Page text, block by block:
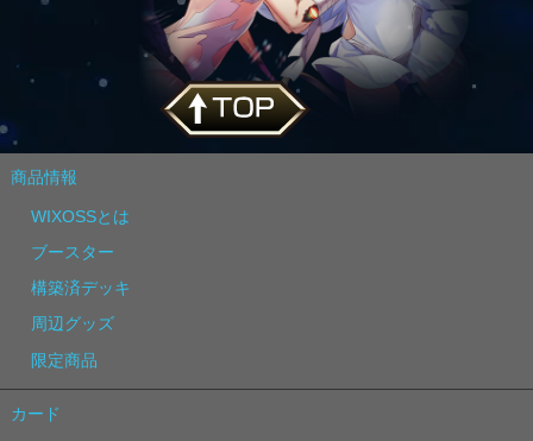
商品情報
WIXOSSとは
ブースター
構築済デッキ
周辺グッズ
限定商品
カード